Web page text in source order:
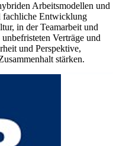
Arbeitsmodellen und
fachliche Entwicklung
in der Teamarbeit und
Verträge und
und Perspektive,
stärken.